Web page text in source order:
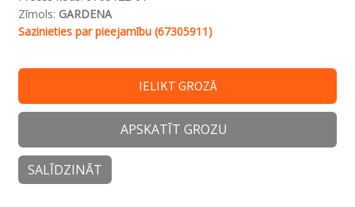
Zīmols: GARDENA
Sazinieties par pieejamību (67305911)
IELIKT GROZĀ
APSKATĪT GROZU
SALĪDZINĀT